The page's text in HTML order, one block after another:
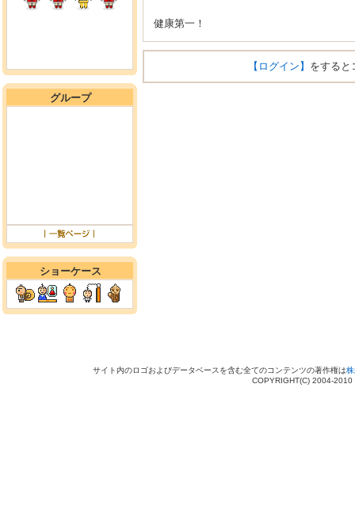
グループ
ショーケース
健康第一！
【ログイン】 をすると
サイト内のロゴおよびデータベースを含む全てのコンテンツの著作権は
COPYRIGHT(C) 2004-